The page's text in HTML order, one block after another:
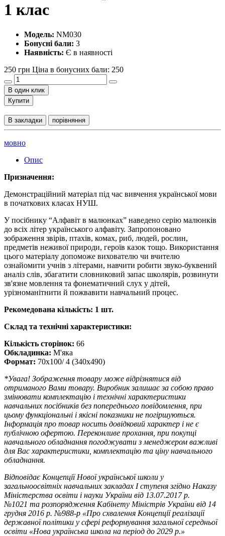
1 клас
Модель: NM030
Бонусні бали: 3
Наявність: Є в наявності
250 грн Ціна в бонусних бали: 250
В один клик
Купити
В закладки порівняння
мовно
Опис
Призначення:
Демонстраційний матеріал під час вивчення української мови
в початкових класах НУШ.
У посібнику “Алфавіт в малюнках” наведено серію малюнків
до всіх літер українського алфавіту. Запропоновано
зображення звірів, птахів, комах, риб, людей, рослин,
предметів неживої природи, героїв казок тощо. Використання
цього матеріалу допоможе вихователю чи вчителю
ознайомити учнів з літерами, навчити робити звуко-буквений
аналіз слів, збагатити словниковий запас школярів, розвинути
зв'язне мовлення та фонематичний слух у дітей,
урізноманітнити й пожвавити навчальний процес.
Рекомедована кількість: 1 шт.
Склад та технічні характеристики:
Кількість сторінок: 66
Обкладинка: М'яка
Формат: 70х100/ 4 (340х490)
*Увага! Зображення товару може відрізнятися від
отриманого Вами товару. Виробник залишає за собою право
змінювати комплектацію і технічні характеристики
навчальних посібників без попереднього повідомлення, при
цьому функціональні і якісні показники не погіршуються.
Інформація про товар носить довідковий характер і не є
публічною офертою. Переконливе прохання, при покупці
навчального обладнання погоджувати з менеджером важливі
для Вас характеристики, комплектацію та ціну навчального
обладнання.
Відповідає Концепції Нової української школи у
загальноосвітніх навчальних закладах I ступеня згідно Наказу
Міністерства освіти і науки України від 13.07.2017 р.
№1021 та розпорядження Кабінету Міністрів України від 14
грудня 2016 р. №988-р «Про схвалення Концепції реалізації
державної політики у сфері реформування загальної середньої
освіти «Нова українська школа на період до 2029 р.»